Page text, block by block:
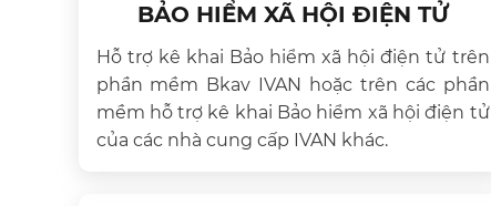
BẢO HIỂM XÃ HỘI ĐIỆN TỬ
Hỗ trợ kê khai Bảo hiểm xã hội điện tử trên
phần mềm Bkav IVAN hoặc trên các phần
mềm hỗ trợ kê khai Bảo hiểm xã hội điện tử
của các nhà cung cấp IVAN khác.